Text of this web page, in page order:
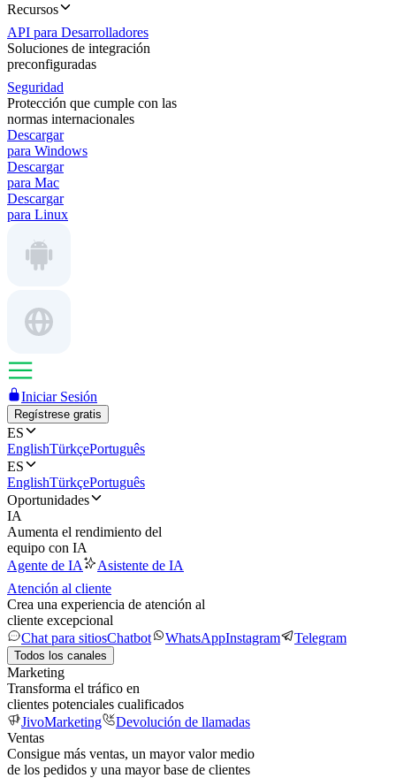
Recursos
API para Desarrolladores
Soluciones de integración
preconfiguradas
Seguridad
Protección que cumple con las
normas internacionales
Descargar
para Windows
Descargar
para Mac
Descargar
para Linux
Iniciar Sesión
Regístrese gratis
ES
EnglishTürkçePortuguês
ES
EnglishTürkçePortuguês
Oportunidades
IA
Aumenta el rendimiento del
equipo con IA
Agente de IA
Asistente de IA
Atención al cliente
Crea una experiencia de atención al
cliente excepcional
Chat para sitiosChatbot WhatsAppInstagram Telegram
Todos los canales
Marketing
Transforma el tráfico en
clientes potenciales cualificados
JivoMarketing
Devolución de llamadas
Ventas
Consigue más ventas, un mayor valor medio
de los pedidos y una mayor base de clientes